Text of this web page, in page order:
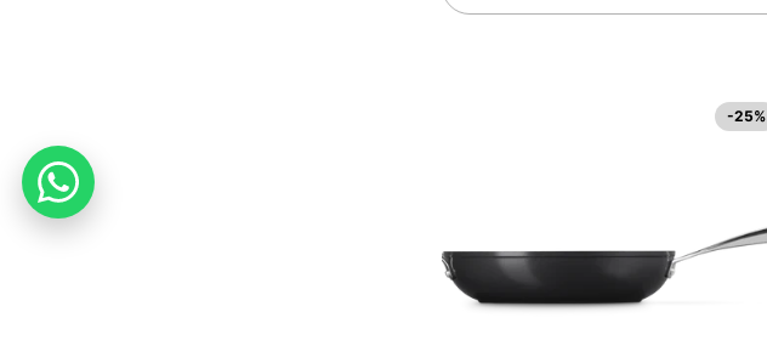
-25%